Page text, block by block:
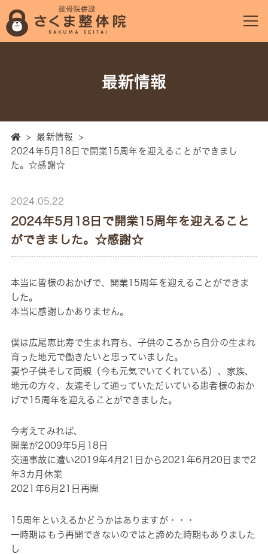
最新情報
> 最新情報
>
2024年5月18日で開業15周年を迎えることができまし
た。☆感謝☆
2024.05.22
2024年5月18日で開業15周年を迎えること
ができました。☆感謝☆
本当に皆様のおかげで、開業15周年を迎えることができま
した。
本当に感謝しかありません。
僕は広尾恵比寿で生まれ育ち、子供のころから自分の生まれ
育った地元で働きたいと思っていました。
妻や子供そして両親（今も元気でいてくれている）、家族、
地元の方々、友達そして通っていただいている患者様のおか
げで15周年を迎えることができました。
今考えてみれば、
開業が2009年5月18日
交通事故に遭い2019年4月21日から2021年6月20日まで2
年3カ月休業
2021年6月21日再開
15周年といえるかどうかはありますが・・・
一時期はもう再開できないのではと諦めた時期もありました
し